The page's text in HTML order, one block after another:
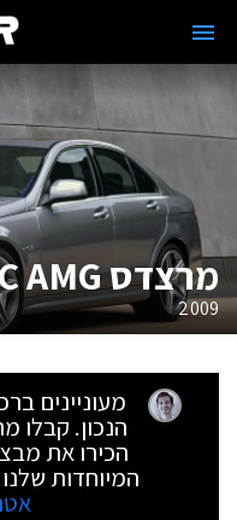
מרצדס C AMG סדאן
2009
מעוניינים
הנכון. קבלו
הכירו את
המיוחדות